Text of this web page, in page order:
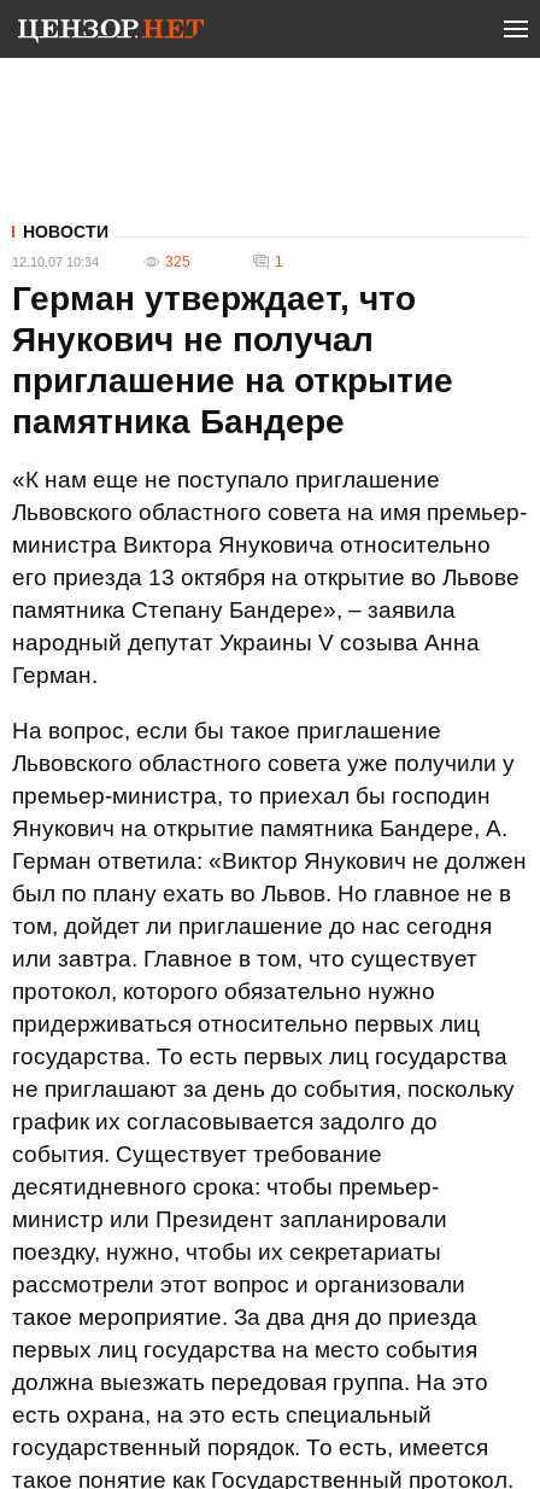
НОВОСТИ
12.10.07 10:34 325 1
Герман утверждает, что
Янукович не получал
приглашение на открытие
памятника Бандере
«К нам еще не поступало приглашение
Львовского областного совета на имя премьер-
министра Виктора Януковича относительно
его приезда 13 октября на открытие во Львове
памятника Степану Бандере», – заявила
народный депутат Украины V созыва Анна
Герман.
На вопрос, если бы такое приглашение
Львовского областного совета уже получили у
премьер-министра, то приехал бы господин
Янукович на открытие памятника Бандере, А.
Герман ответила: «Виктор Янукович не должен
был по плану ехать во Львов. Но главное не в
том, дойдет ли приглашение до нас сегодня
или завтра. Главное в том, что существует
протокол, которого обязательно нужно
придерживаться относительно первых лиц
государства. То есть первых лиц государства
не приглашают за день до события, поскольку
график их согласовывается задолго до
события. Существует требование
десятидневного срока: чтобы премьер-
министр или Президент запланировали
поездку, нужно, чтобы их секретариаты
рассмотрели этот вопрос и организовали
такое мероприятие. За два дня до приезда
первых лиц государства на место события
должна выезжать передовая группа. На это
есть охрана, на это есть специальный
государственный порядок. То есть, имеется
такое понятие как Государственный протокол.